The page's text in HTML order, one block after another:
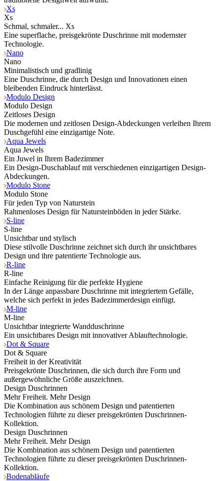
Xs
Xs
Schmal, schmaler... Xs
Eine superflache, preisgekrönte Duschrinne mit modernster
Technologie.
Nano
Nano
Minimalistisch und gradlinig
Eine Duschrinne, die durch Design und Innovationen einen
bleibenden Eindruck hinterlässt.
Modulo Design
Modulo Design
Zeitloses Design
Die modernen und zeitlosen Design-Abdeckungen verleihen Ihrem
Duschgefühl eine einzigartige Note.
Aqua Jewels
Aqua Jewels
Ein Juwel in Ihrem Badezimmer
Ein Design-Duschablauf mit verschiedenen einzigartigen Design-
Abdeckungen.
Modulo Stone
Modulo Stone
Für jeden Typ von Naturstein
Rahmenloses Design für Natursteinböden in jeder Stärke.
S-line
S-line
Unsichtbar und stylisch
Diese stilvolle Duschrinne zeichnet sich durch ihr unsichtbares
Design und ihre patentierte Technologie aus.
R-line
R-line
Einfache Reinigung für die perfekte Hygiene
In der Länge anpassbare Duschrinne mit integriertem Gefälle,
welche sich perfekt in jedes Badezimmerdesign einfügt.
M-line
M-line
Unsichtbar integrierte Wandduschrinne
Ein unsichtbares Design mit innovativer Ablauftechnologie.
Dot & Square
Dot & Square
Freiheit in der Kreativität
Preisgekrönte Duschrinnen, die sich durch ihre Form und
außergewöhnliche Größe auszeichnen.
Design Duschrinnen
Mehr Freiheit. Mehr Design
Die Kombination aus schönem Design und patentierten
Technologien führte zu dieser preisgekrönten Duschrinnen-
Kollektion.
Design Duschrinnen
Mehr Freiheit. Mehr Design
Die Kombination aus schönem Design und patentierten
Technologien führte zu dieser preisgekrönten Duschrinnen-
Kollektion.
Bodenabläufe